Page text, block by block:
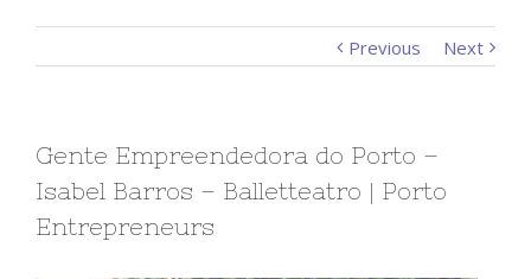
Previous Next
Gente Empreendedora do Porto –
Isabel Barros – Balletteatro | Porto
Entrepreneurs